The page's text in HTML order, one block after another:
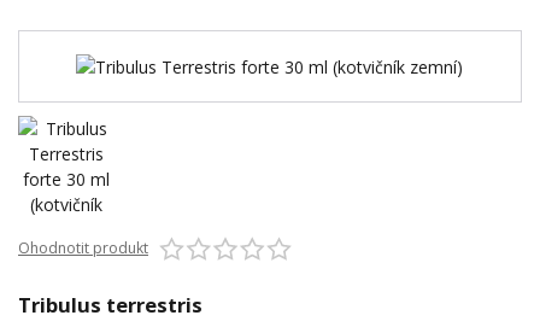
Ohodnotit produkt
Tribulus terrestris